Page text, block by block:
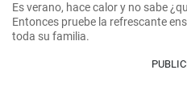
Es verano, hace calor y no sabe
Entonces pruebe la refrescante
toda su familia.